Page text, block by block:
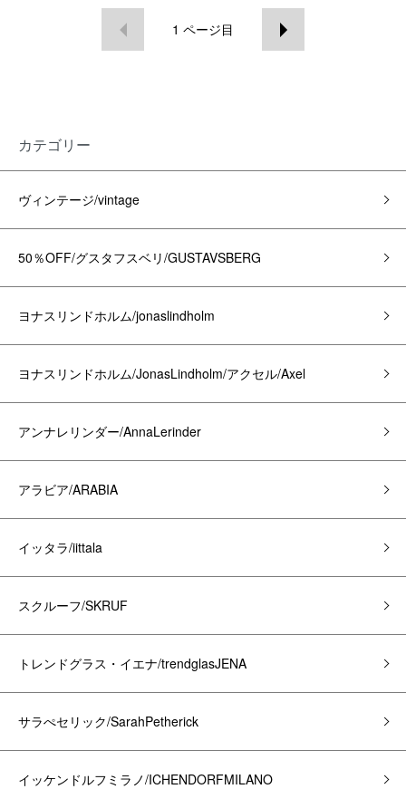
1 ページ目
カテゴリー
ヴィンテージ/vintage
50％OFF/グスタフスベリ/GUSTAVSBERG
ヨナスリンドホルム/jonaslindholm
ヨナスリンドホルム/JonasLindholm/アクセル/Axel
アンナレリンダー/AnnaLerinder
アラビア/ARABIA
イッタラ/iittala
スクルーフ/SKRUF
トレンドグラス・イエナ/trendglasJENA
サラぺセリック/SarahPetherick
イッケンドルフミラノ/ICHENDORFMILANO